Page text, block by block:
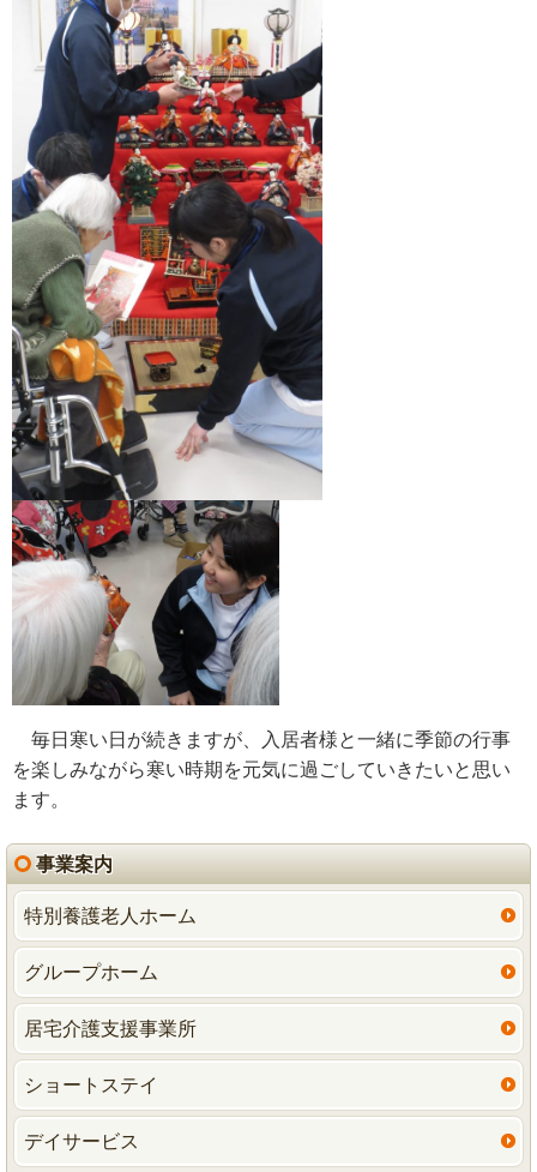
毎日寒い日が続きますが、入居者様と一緒に季節の行事
を楽しみながら寒い時期を元気に過ごしていきたいと思い
ます。
事業案内
特別養護老人ホーム
グループホーム
居宅介護支援事業所
ショートステイ
デイサービス